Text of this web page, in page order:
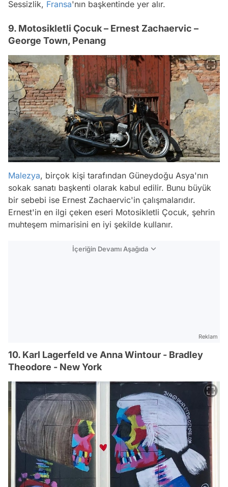
Sessizlik, Fransa'nın başkentinde yer alır.
9. Motosikletli Çocuk – Ernest Zachaervic –
George Town, Penang
Malezya, birçok kişi tarafından Güneydoğu Asya'nın
sokak sanatı başkenti olarak kabul edilir. Bunu büyük
bir sebebi ise Ernest Zachaervic'in çalışmalarıdır.
Ernest'in en ilgi çeken eseri Motosikletli Çocuk, şehrin
muhteşem mimarisini en iyi şekilde kullanır.
İçeriğin Devamı Aşağıda
Reklam
10. Karl Lagerfeld ve Anna Wintour - Bradley
Theodore - New York